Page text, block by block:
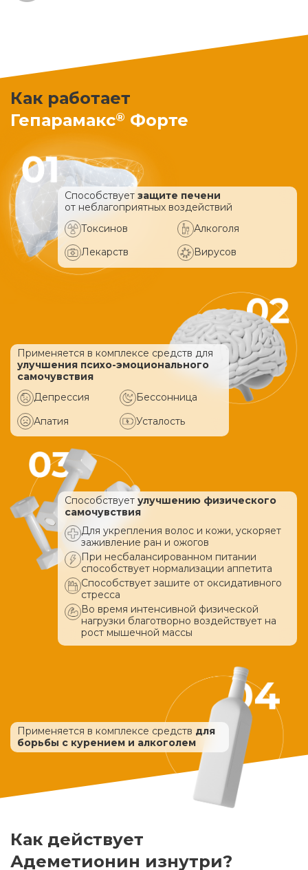
Как работает
Гепарамакс® Форте
Способствует защите печени
от неблагоприятных воздействий
Токсинов
Алкоголя
Лекарств
Вирусов
Применяется в комплексе средств для
улучшения психо-эмоционального
самочувствия
Депрессия
Бессонница
Апатия
Усталость
Способствует улучшению физического
самочувствия
Для укрепления волос и кожи, ускоряет
заживление ран и ожогов
При несбалансированном питании
способствует нормализации аппетита
Способствует зашите от оксидативного
стресса
Во время интенсивной физической
нагрузки благотворно воздействует на
рост мышечной массы
Применяется в комплексе средств для
борьбы с курением и алкоголем
Как действует
Адеметионин изнутри?